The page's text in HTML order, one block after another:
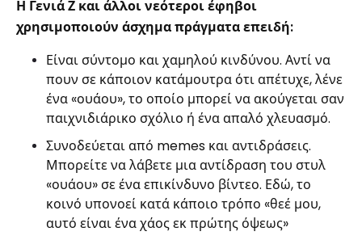
Η Γενιά Ζ και άλλοι νεότεροι έφηβοι
χρησιμοποιούν άσχημα πράγματα επειδή:
Είναι σύντομο και χαμηλού κινδύνου. Αντί να
πουν σε κάποιον κατάμουτρα ότι απέτυχε, λένε
ένα «ουάου», το οποίο μπορεί να ακούγεται σαν
παιχνιδιάρικο σχόλιο ή ένα απαλό χλευασμό.
Συνοδεύεται από memes και αντιδράσεις.
Μπορείτε να λάβετε μια αντίδραση του στυλ
«ουάου» σε ένα επικίνδυνο βίντεο. Εδώ, το
κοινό υπονοεί κατά κάποιο τρόπο «θεέ μου,
αυτό είναι ένα χάος εκ πρώτης όψεως»